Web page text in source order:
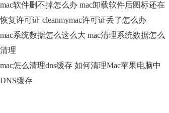
mac软件删不掉怎么办 mac卸载软件后图标还在
恢复许可证 cleanmymac许可证丢了怎么办
mac系统数据怎么这么大 mac清理系统数据怎么
清理
mac怎么清理dns缓存 如何清理Mac苹果电脑中
DNS缓存